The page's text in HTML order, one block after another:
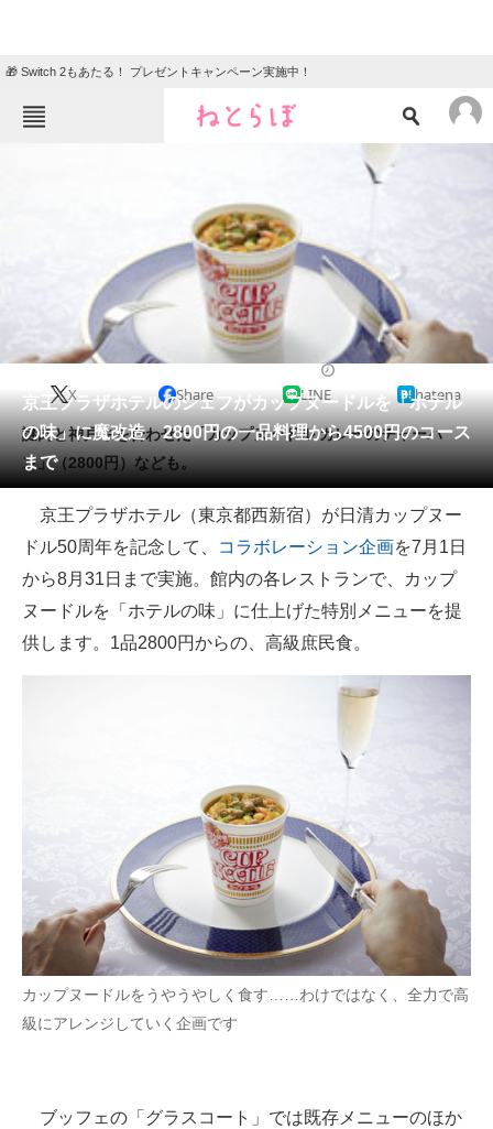
🎁 Switch 2もあたる！ プレゼントキャンペーン実施中！
クイズ
地域
教育・育児
動物 リサーチ
会員記事
メディア
注目記事を集めた総合ページ
ITの今と未来を見通す
スマホと通信の最新トレンド
進化するPCとデバイスの未来
企業ITのトレンドを詳説
経営リーダーのコミュニティ
マーケ×ITの今がよく分かる
ITエンジニア向け専門サイト
企業向けIT製品の総合サイト
製造業のIT導入・活用を支援
京王プラザホテルのシェフがカップヌードルを「ホテル
の味」に魔改造 2800円の一品料理から4500円のコース
まで
X Share LINE hatena
謎肉と神戸牛を合わせた「カップヌードル カレーのチャーハ
ン」（2800円）なども。
京王プラザホテル（東京都西新宿）が日清カップヌー
ドル50周年を記念して、
コラボレーション企画を7月1日
から8月31日まで実施。館内の各レストランで、カップ
ヌードルを「ホテルの味」に仕上げた特別メニューを提
供します。1品2800円からの、高級庶民食。
カップヌードルをうやうやしく食す……わけではなく、全力で高
級にアレンジしていく企画です
ブッフェの「グラスコート」では既存メニューのほか